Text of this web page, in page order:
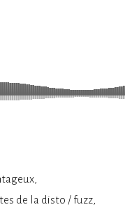
de la disto / fuzz,